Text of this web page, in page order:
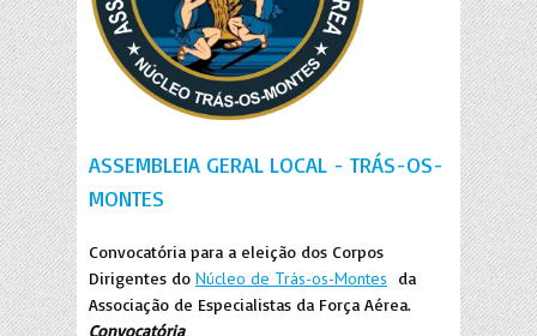
ASSEMBLEIA GERAL LOCAL - TRÁS-OS-
MONTES
Convocatória para a eleição dos Corpos
Dirigentes do Núcleo de Trás-os-Montes da
Associação de Especialistas da Força Aérea.
Convocatória